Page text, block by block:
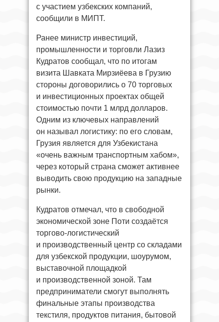
с участием узбекских компаний,
сообщили в МИПТ.
Ранее министр инвестиций,
промышленности и торговли Лазиз
Кудратов сообщал, что по итогам
визита Шавката Мирзиёева в Грузию
стороны договорились о 70 торговых
и инвестиционных проектах общей
стоимостью почти 1 млрд долларов.
Одним из ключевых направлений
он называл логистику: по его словам,
Грузия является для Узбекистана
«очень важным транспортным хабом»,
через который страна сможет активнее
выводить свою продукцию на западные
рынки.
Кудратов отмечал, что в свободной
экономической зоне Поти создаётся
торгово-логистический
и производственный центр со складами
для узбекской продукции, шоурумом,
выставочной площадкой
и производственной зоной. Там
предприниматели смогут выполнять
финальные этапы производства
текстиля, продуктов питания, бытовой